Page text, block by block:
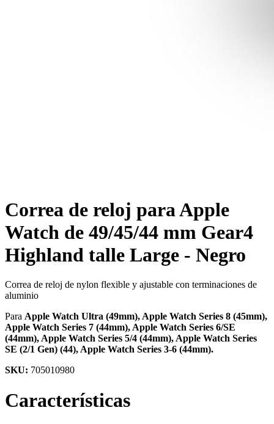
Correa de reloj para Apple
Watch de 49/45/44 mm Gear4
Highland talle Large - Negro
Correa de reloj de nylon flexible y ajustable con terminaciones de
aluminio
Para Apple Watch Ultra (49mm), Apple Watch Series 8 (45mm),
Apple Watch Series 7 (44mm), Apple Watch Series 6/SE
(44mm), Apple Watch Series 5/4 (44mm), Apple Watch Series
SE (2/1 Gen) (44), Apple Watch Series 3-6 (44mm).
SKU: 705010980
Características